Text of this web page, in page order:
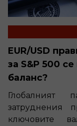
EUR/USD
за S&P 500
баланс?
Глобалният
затруднения
ключовите